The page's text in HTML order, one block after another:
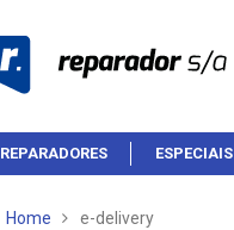
REPARADORES ESPECIAIS
Home e-delivery